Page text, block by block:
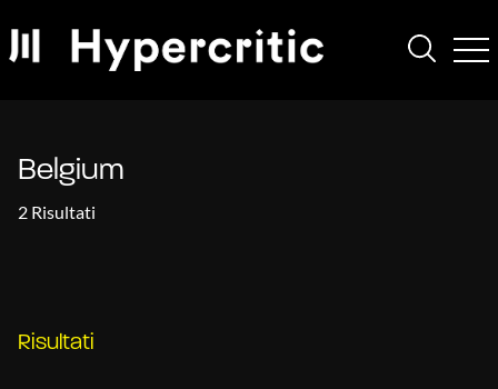
Belgium
2 Risultati
Risultati